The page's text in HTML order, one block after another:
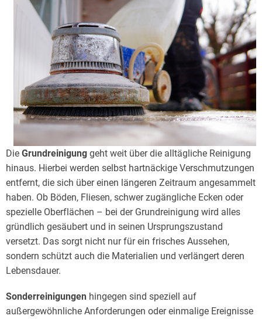
Die Grundreinigung geht weit über die alltägliche Reinigung
hinaus. Hierbei werden selbst hartnäckige Verschmutzungen
entfernt, die sich über einen längeren Zeitraum angesammelt
haben. Ob Böden, Fliesen, schwer zugängliche Ecken oder
spezielle Oberflächen – bei der Grundreinigung wird alles
gründlich gesäubert und in seinen Ursprungszustand
versetzt. Das sorgt nicht nur für ein frisches Aussehen,
sondern schützt auch die Materialien und verlängert deren
Lebensdauer.
Sonderreinigungen hingegen sind speziell auf
außergewöhnliche Anforderungen oder einmalige Ereignisse